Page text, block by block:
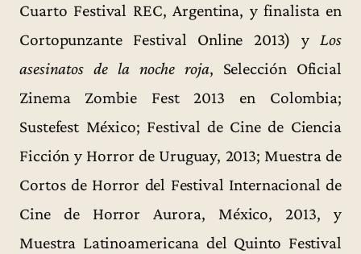
Cuarto Festival REC, Argentina, y finalista en
Cortopunzante Festival Online 2013) yLos
asesinatos de la noche roja, Selección Oficial
Zinema Zombie Fest 2013 en Colombia;
Sustefest México; Festival de Cine de Ciencia
Ficción y Horror de Uruguay, 2013; Muestra de
Cortos de Horror del Festival Internacional de
Cine de Horror Aurora, México, 2013, y
Muestra Latinoamericana del Quinto Festival